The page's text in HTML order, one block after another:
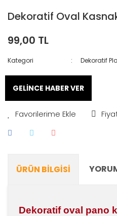
Dekoratif Oval
99,00 TL
Kategori Dekoratif
GELİNCE HABER VER
ÜRÜN BILGISI
Dekoratif oval pano